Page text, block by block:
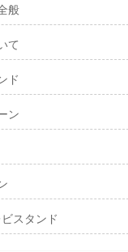
般
て
ド
ン
スタンド